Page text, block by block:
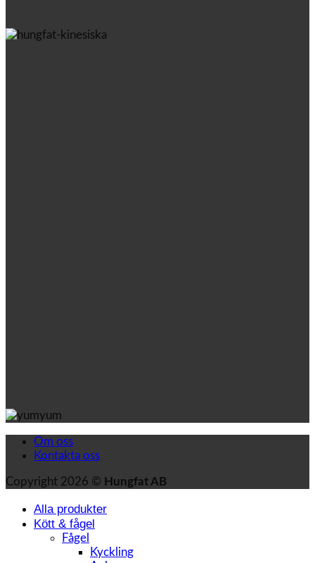
Om oss
Kontakta oss
Copyright 2026 © Hungfat AB
Alla produkter
Kött & fågel
Fågel
Kyckling